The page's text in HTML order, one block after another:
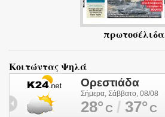
πρωτοσέλιδα
Κοιτώντας Ψηλά